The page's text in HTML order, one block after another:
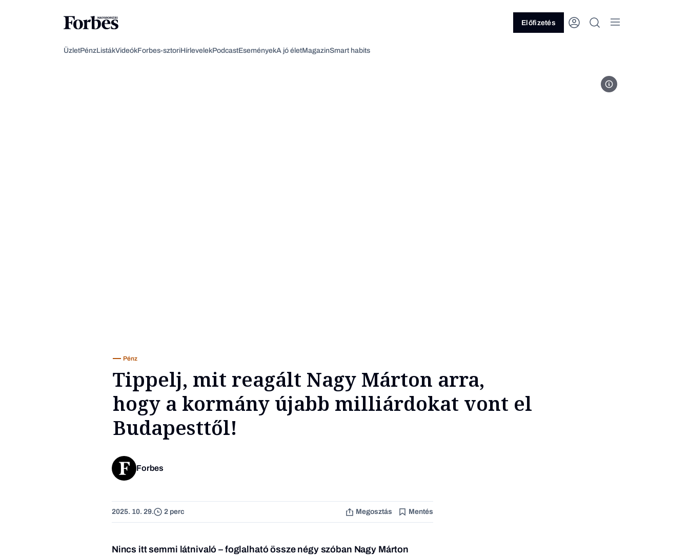
Előfizetés
ÜzletPénzListákVideókForbes-sztoriHírlevelekPodcastEseményekA jó életMagazinSmart habits
Fotó forrása: Nagy Márton,
Pénz
Tippelj, mit reagált Nagy Márton arra,
hogy a kormány újabb milliárdokat vont el
Budapesttől!
Forbes
2025. 10. 29. 2 perc Megosztás Mentés
Nincs itt semmi látnivaló – foglalható össze négy szóban Nagy Márton